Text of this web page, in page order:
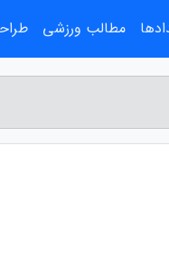
مطالب ورزشی